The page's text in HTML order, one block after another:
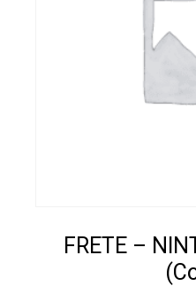
FRETE –